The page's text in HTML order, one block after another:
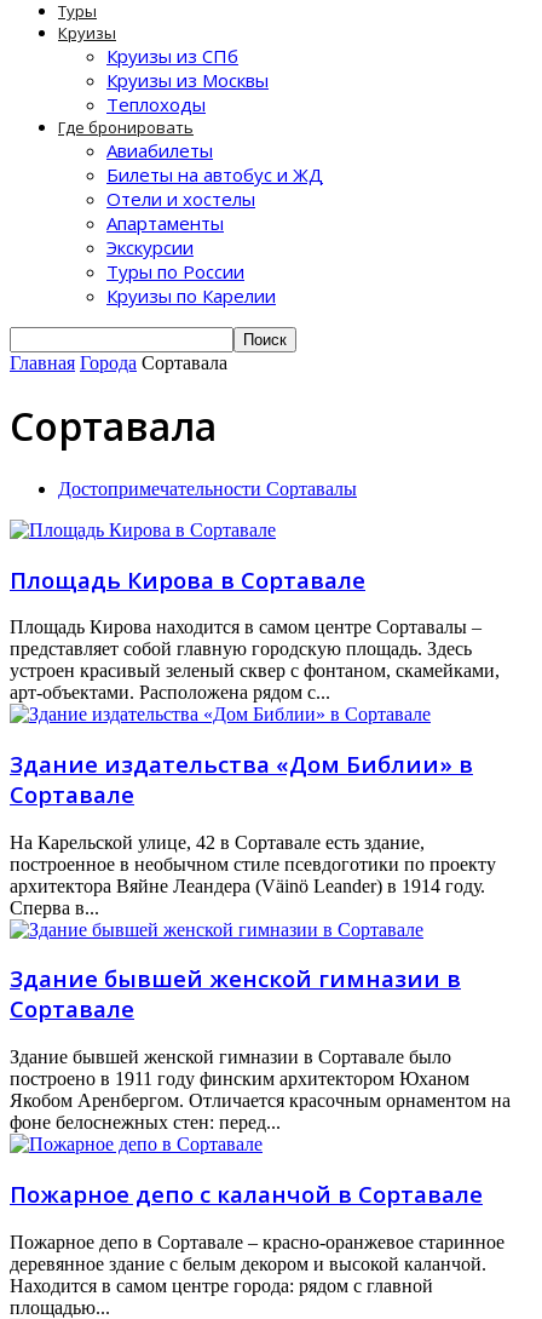
Туры
Круизы
Круизы из СПб
Круизы из Москвы
Теплоходы
Где бронировать
Авиабилеты
Билеты на автобус и ЖД
Отели и хостелы
Апартаменты
Экскурсии
Туры по России
Круизы по Карелии
Главная Города Сортавала
Сортавала
Достопримечательности Сортавалы
Площадь Кирова в Сортавале
Площадь Кирова находится в самом центре Сортавалы –
представляет собой главную городскую площадь. Здесь
устроен красивый зеленый сквер с фонтаном, скамейками,
арт-объектами. Расположена рядом с...
Здание издательства «Дом Библии» в
Сортавале
На Карельской улице, 42 в Сортавале есть здание,
построенное в необычном стиле псевдоготики по проекту
архитектора Вяйне Леандера (Väinö Leander) в 1914 году.
Сперва в...
Здание бывшей женской гимназии в
Сортавале
Здание бывшей женской гимназии в Сортавале было
построено в 1911 году финским архитектором Юханом
Якобом Аренбергом. Отличается красочным орнаментом на
фоне белоснежных стен: перед...
Пожарное депо с каланчой в Сортавале
Пожарное депо в Сортавале – красно-оранжевое старинное
деревянное здание с белым декором и высокой каланчой.
Находится в самом центре города: рядом с главной
площадью...